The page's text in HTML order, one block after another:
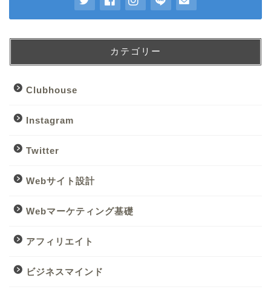
カテゴリー
Clubhouse
Instagram
Twitter
Webサイト設計
Webマーケティング基礎
アフィリエイト
ビジネスマインド